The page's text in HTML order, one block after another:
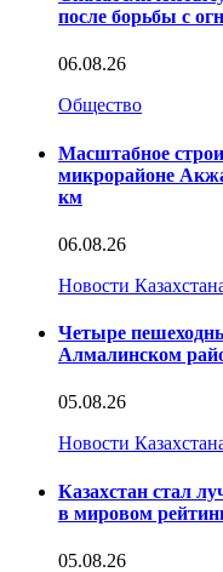
после борьбы с
06.08.26
Общество
Масштабное
микрорайоне
км
06.08.26
Новости
Четыре
Алмалинском
05.08.26
Новости
Казахстан стал
в мировом
05.08.26